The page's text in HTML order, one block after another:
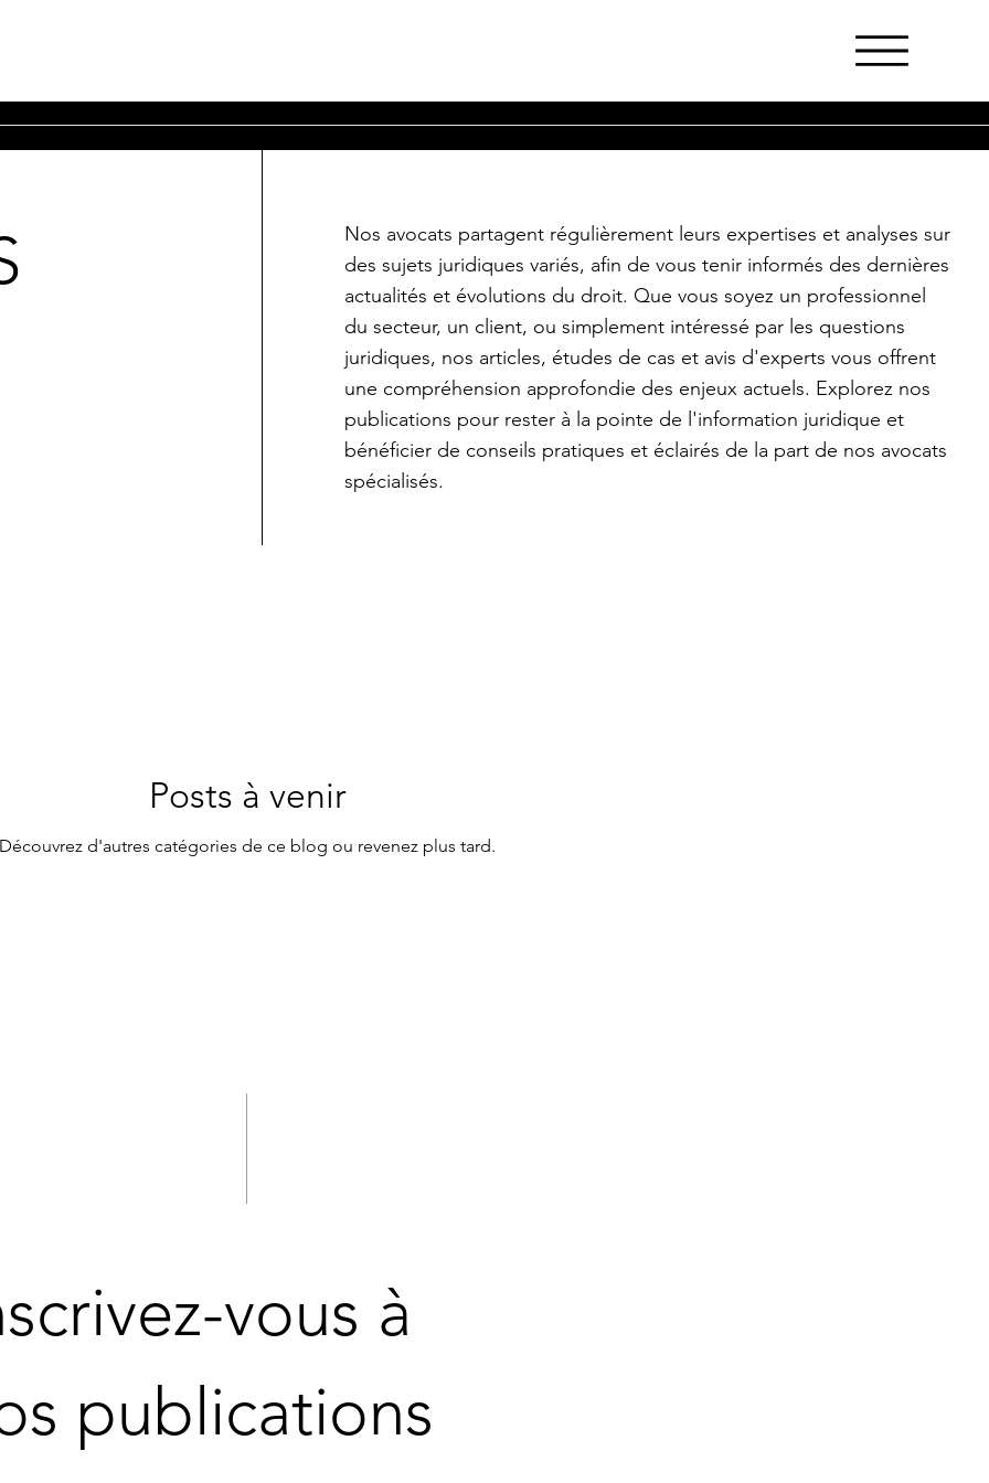
Nos avocats partagent régulièrement leurs expertises et analyses sur
des sujets juridiques variés, afin de vous tenir informés des dernières
actualités et évolutions du droit. Que vous soyez un professionnel
du secteur, un client, ou simplement intéressé par les questions
juridiques, nos articles, études de cas et avis d'experts vous offrent
une compréhension approfondie des enjeux actuels. Explorez nos
publications pour rester à la pointe de l'information juridique et
bénéficier de conseils pratiques et éclairés de la part de nos avocats
spécialisés.
vous à
publications
Posts à venir
Découvrez d'autres catégories de ce blog ou revenez plus tard.